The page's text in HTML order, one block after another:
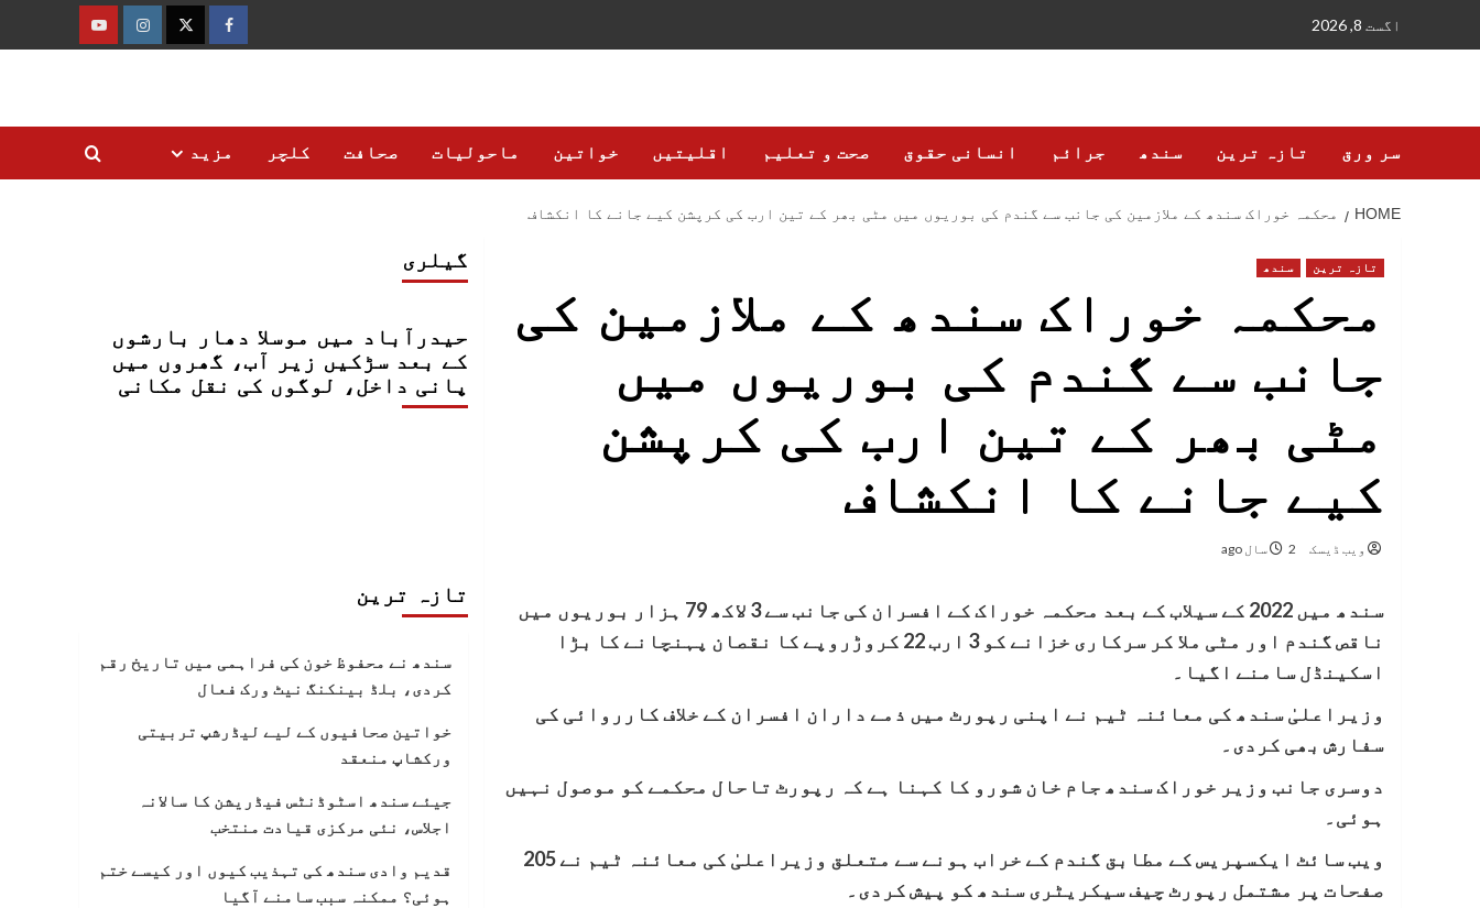
اگست 8, 2026
فیس
ٹوئٹرانسٹاگرام
یوٹیوب
سر ورق تازہ ترین سندھ جرائم انسانی حقوق صحت و تعلیم اقلیتیں خواتین ماحولیات صحافت کلچر مزید
HOME محکمہ خوراک سندھ کے ملازمین کی جانب سے گندم کی بوریوں میں مٹی بھر کے تین ارب کی کرپشن کیے جانے کا انکشاف
تازہ ترین سندھ
محکمہ خوراک سندھ کے ملازمین کی
جانب سے گندم کی بوریوں میں
مٹی بھر کے تین ارب کی کرپشن
کیے جانے کا انکشاف
ویب ڈیسک 2 سال ago
سندھ میں 2022 کے سیلاب کے بعد محکمہ خوراک کے افسران کی جانب سے 3 لاکھ 79 ہزار بوریوں میں
ناقص گندم اور مٹی ملا کر سرکاری خزانے کو 3 ارب 22 کروڑروپے کا نقصان پہنچانے کا بڑا
اسکینڈل سامنے اگیا۔
وزیراعلیٰ سندھ کی معائنہ ٹیم نے اپنی رپورٹ میں ذمے داران افسران کے خلاف کارروائی کی
سفارش بھی کردی۔
دوسری جانب وزیر خوراک سندھ جام خان شورو کا کہنا ہے کہ رپورٹ تاحال محکمے کو موصول نہیں
ہوئی۔
ویب سائٹ ایکسپریس کے مطابق گندم کے خراب ہونے سے متعلق وزیراعلیٰ کی معائنہ ٹیم نے 205
صفحات پر مشتمل رپورٹ چیف سیکریٹری سندھ کو پیش کردی۔
گیلری
حیدرآباد میں موسلا دھار بارشوں
کے بعد سڑکیں زیر آب، گھروں میں
پانی داخل، لوگوں کی نقل مکانی
تازہ ترین
سندھ نے محفوظ خون کی فراہمی میں تاریخ رقم
کردی، بلڈ بینکنگ نیٹ ورک فعال
خواتین صحافیوں کے لیے لیڈرشپ تربیتی
ورکشاپ منعقد
جیئے سندھ اسٹوڈنٹس فیڈریشن کا سالانہ
اجلاس، نئی مرکزی قیادت منتخب
قدیم وادی سندھ کی تہذیب کیوں اور کیسے ختم
ہوئی؟ ممکنہ سبب سامنے آگیا